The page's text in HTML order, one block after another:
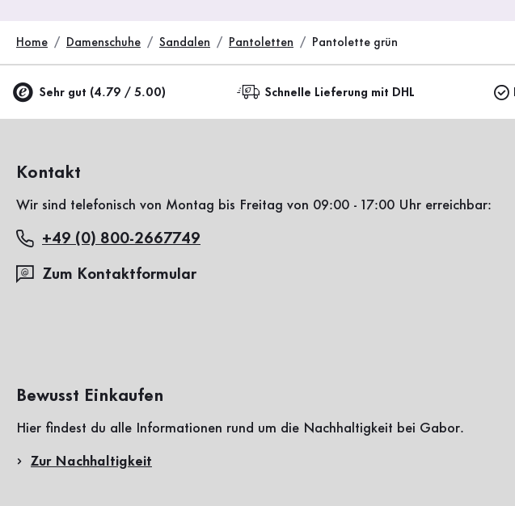
Home Damenschuhe Sandalen Pantoletten Pantolette grün
Sehr gut (4.79 / 5.00) Schnelle Lieferung mit DHL
Kontakt
Wir sind telefonisch von Montag bis Freitag von 09:00 - 17:00 Uhr erreichbar:
+49 (0) 800-2667749
Zum Kontaktformular
Bewusst Einkaufen
Hier findest du alle Informationen rund um die Nachhaltigkeit bei Gabor.
Zur Nachhaltigkeit